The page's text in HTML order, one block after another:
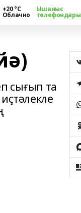
+20 °С
Облачно
Ышаныс
телефондары
сығып та